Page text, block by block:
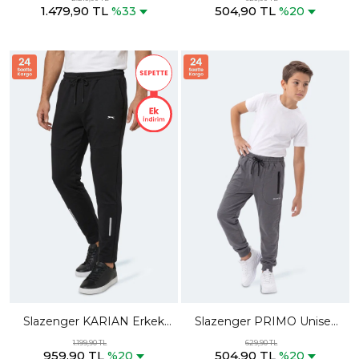
Altı
1.479,90 TL %33 504,90 TL %20
Slazenger KARIAN Erkek
Siyah Eşofman Altı
1.199,90 TL
959,90 TL %20
Slazenger PRIMO Unisex
Çocuk Koyu Gri Eşofman
Altı
629,90 TL
504,90 TL %20